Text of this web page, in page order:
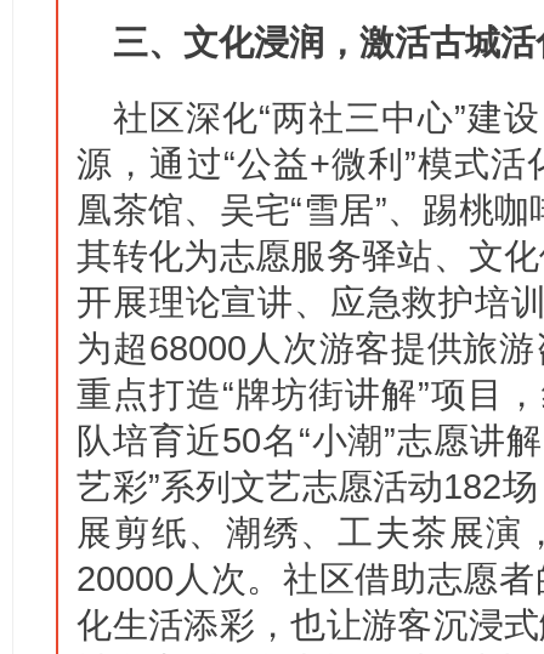
三、文化浸润，激活古城
社区深化“两社三中心”建
源，通过“公益+微利”模式
凰茶馆、吴宅“雪居”、踢桃
其转化为志愿服务驿站、文
开展理论宣讲、应急救护培
为超68000人次游客提供旅
重点打造“牌坊街讲解”项目
队培育近50名“小潮”志愿讲
艺彩”系列文艺志愿活动182
展剪纸、潮绣、工夫茶展演
20000人次。社区借助志愿
化生活添彩，也让游客沉浸